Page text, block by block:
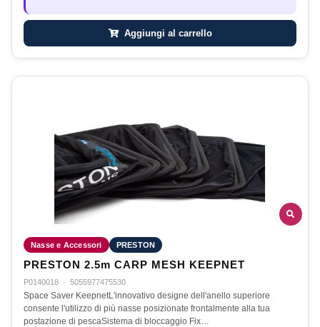
Aggiungi al carrello
Nasse e Accessori PRESTON
PRESTON 2.5m CARP MESH KEEPNET
P0140018 · 5055977475530
Space Saver KeepnetL'innovativo designe dell'anello superiore
consente l'utilizzo di più nasse posizionate frontalmente alla tua
postazione di pescaSistema di bloccaggio Fix…